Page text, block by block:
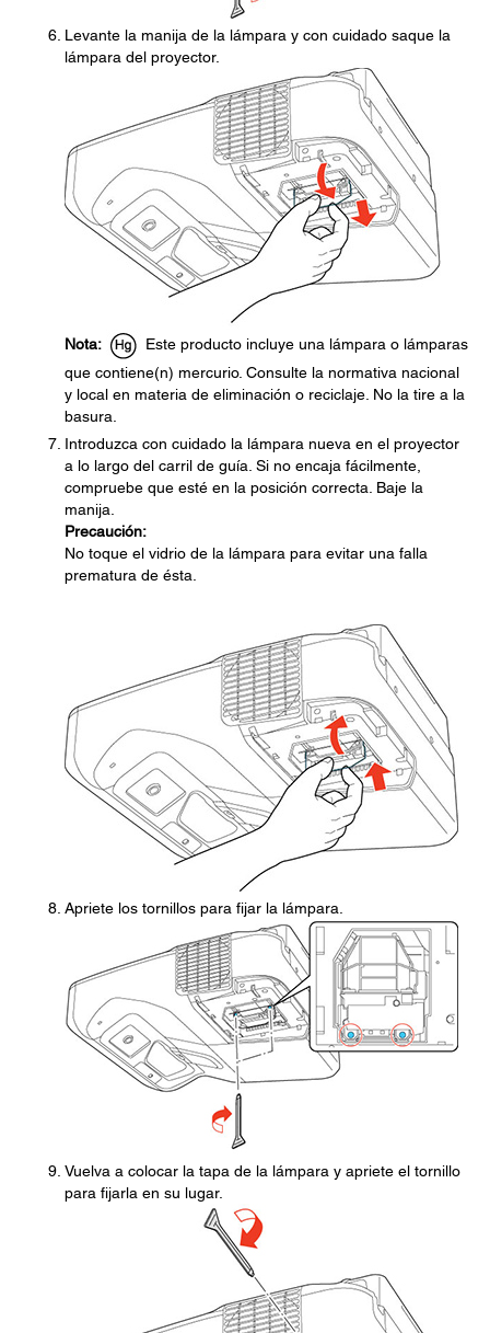
Levante la manija de la lámpara y con cuidado saque la
lámpara del proyector.
Nota:
Este producto incluye una lámpara o lámparas
que contiene(n) mercurio. Consulte la normativa nacional
y local en materia de eliminación o reciclaje. No la tire a la
basura.
Introduzca con cuidado la lámpara nueva en el proyector
a lo largo del carril de guía. Si no encaja fácilmente,
compruebe que esté en la posición correcta. Baje la
manija.
Precaución:
No toque el vidrio de la lámpara para evitar una falla
prematura de ésta.
Apriete los tornillos para fijar la lámpara.
Vuelva a colocar la tapa de la lámpara y apriete el tornillo
para fijarla en su lugar.